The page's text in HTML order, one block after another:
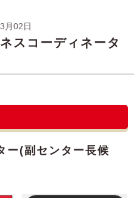
月02日
スコーディネータ
ー(副センター⻑候